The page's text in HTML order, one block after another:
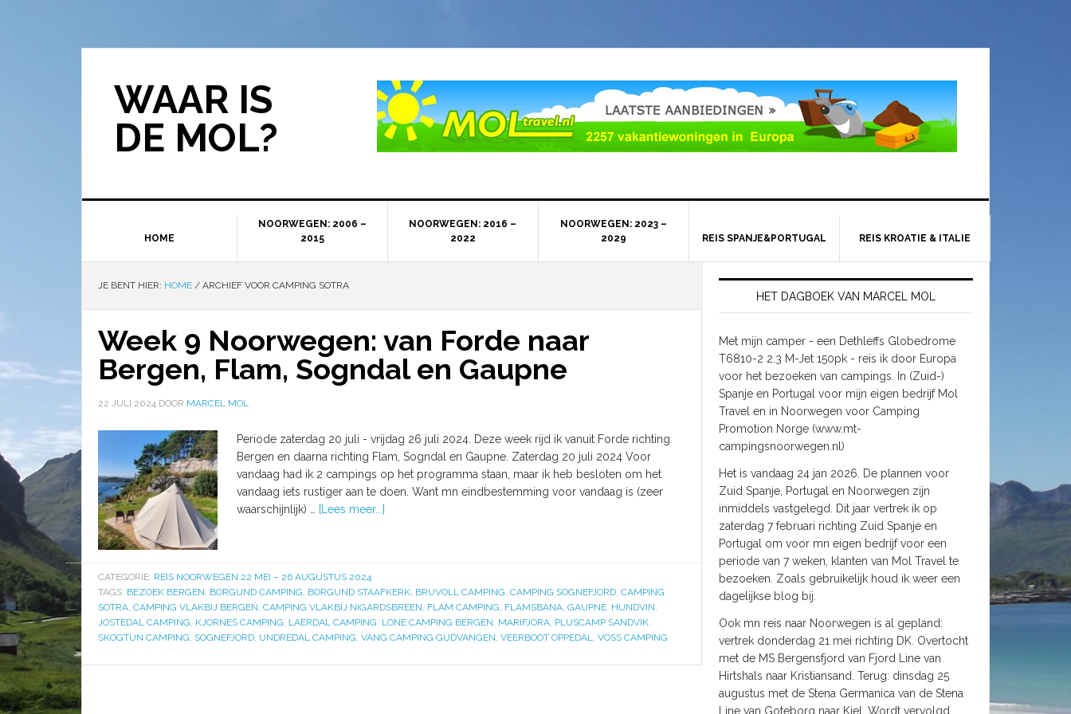
WAAR IS
DE MOL?
HOME
NOORWEGEN: 2006 –
2015
NOORWEGEN: 2016 –
2022
NOORWEGEN: 2023 –
2029
REIS SPANJE&PORTUGAL REIS KROATIE & ITALIE
JE BENT HIER: HOME / ARCHIEF VOOR CAMPING SOTRA
Week 9 Noorwegen: van Forde naar
Bergen, Flam, Sogndal en Gaupne
22 JULI 2024 DOOR MARCEL MOL
Periode zaterdag 20 juli - vrijdag 26 juli 2024. Deze week rijd ik vanuit Forde richting
Bergen en daarna richting Flam, Sogndal en Gaupne. Zaterdag 20 juli 2024 Voor
vandaag had ik 2 campings op het programma staan, maar ik heb besloten om het
vandaag iets rustiger aan te doen. Want mn eindbestemming voor vandaag is (zeer
waarschijnlijk) …
[Lees meer...]
CATEGORIE: REIS NOORWEGEN 22 MEI – 26 AUGUSTUS 2024
TAGS: BEZOEK BERGEN, BORGUND CAMPING, BORGUND STAAFKERK, BRUVOLL CAMPING, CAMPING SOGNEFJORD, CAMPING
SOTRA, CAMPING VLAKBIJ BERGEN, CAMPING VLAKBIJ NIGARDSBREEN, FLAM CAMPING, FLAMSBANA, GAUPNE, HUNDVIN,
JOSTEDAL CAMPING, KJORNES CAMPING, LAERDAL CAMPING, LONE CAMPING BERGEN, MARIFJORA, PLUSCAMP SANDVIK,
SKOGTUN CAMPING, SOGNEFJORD, UNDREDAL CAMPING, VANG CAMPING GUDVANGEN, VEERBOOT OPPEDAL, VOSS CAMPING
HET DAGBOEK VAN MARCEL MOL
Met mijn camper - een Dethleffs Globedrome
T6810-2 2.3 M-Jet 150pk - reis ik door Europa
voor het bezoeken van campings. In (Zuid-)
Spanje en Portugal voor mijn eigen bedrijf Mol
Travel en in Noorwegen voor Camping
Promotion Norge (www.mt-
campingsnoorwegen.nl)
Het is vandaag 24 jan 2026. De plannen voor
Zuid Spanje, Portugal en Noorwegen zijn
inmiddels vastgelegd. Dit jaar vertrek ik op
zaterdag 7 februari richting Zuid Spanje en
Portugal om voor mn eigen bedrijf voor een
periode van 7 weken, klanten van Mol Travel te
bezoeken. Zoals gebruikelijk houd ik weer een
dagelijkse blog bij.
Ook mn reis naar Noorwegen is al gepland:
vertrek donderdag 21 mei richting DK. Overtocht
met de MS Bergensfjord van Fjord Line van
Hirtshals naar Kristiansand. Terug: dinsdag 25
augustus met de Stena Germanica van de Stena
Line van Goteborg naar Kiel. Wordt vervolgd.